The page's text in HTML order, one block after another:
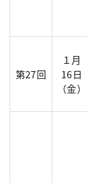
第27回
１月
16日
（金）